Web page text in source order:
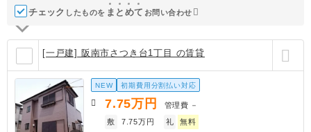
チェック したものを ま と めて お問い合わせ
[一戸建] 阪南市さつき台1丁目 の賃貸
NEW 初期費用分割払い対応
7.75万円 管理費 －
敷
7.75万円 礼 無料